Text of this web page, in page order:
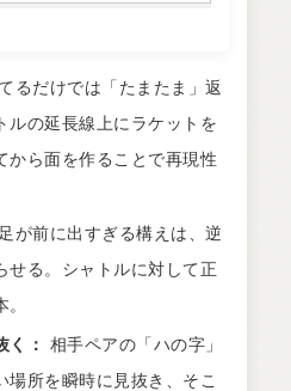
るだけでは「たまたま」返
ルの延長線上にラケットを
から面を作ることで再現性
足が前に出すぎる構えは、逆
せる。シャトルに対して正
く：
相手ペアの「ハの字」
場所を瞬時に見抜き、そこ